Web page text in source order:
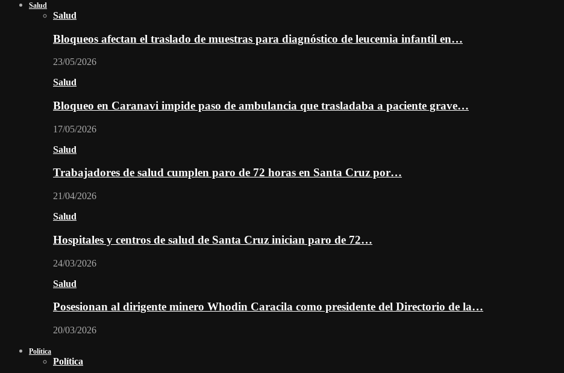
Salud
Salud
Bloqueos afectan el traslado de muestras para diagnóstico de leucemia infantil en…
23/05/2026
Salud
Bloqueo en Caranavi impide paso de ambulancia que trasladaba a paciente grave…
17/05/2026
Salud
Trabajadores de salud cumplen paro de 72 horas en Santa Cruz por…
21/04/2026
Salud
Hospitales y centros de salud de Santa Cruz inician paro de 72…
24/03/2026
Salud
Posesionan al dirigente minero Whodin Caracila como presidente del Directorio de la…
20/03/2026
Política
Política